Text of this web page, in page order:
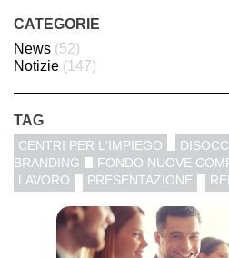
CATEGORIE
News (52)
Notizie (147)
TAG
CENTRI PER L'IMPIEGO
BRANDING
FONDO NUOVE
LAVORO
PRESENTAZIONE